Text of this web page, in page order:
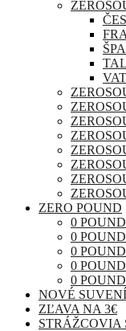
ZERO POUND
0
0
0
0
0
NOVÉ
ZĽAVA NA 3€
STRÁŽCOVIA